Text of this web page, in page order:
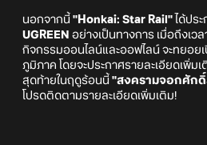
นอกจากนี้ "Honkai: Star Rail" ได้ปร
UGREEN อย่างเป็นทางการ เมื่อถึงเว
กิจกรรมออนไลน์และออฟไลน์ จะทยอย
ภูมิภาค โดยจะประกาศรายละเอียดเพิ่ม
สุดท้ายในฤดูร้อนนี้ "สงครามจอกศัก
โปรดติดตามรายละเอียดเพิ่มเติม!